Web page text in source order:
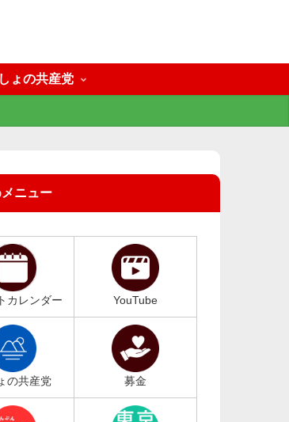
ょの共産党
ニュー
カレンダー YouTube
の共産党 募金